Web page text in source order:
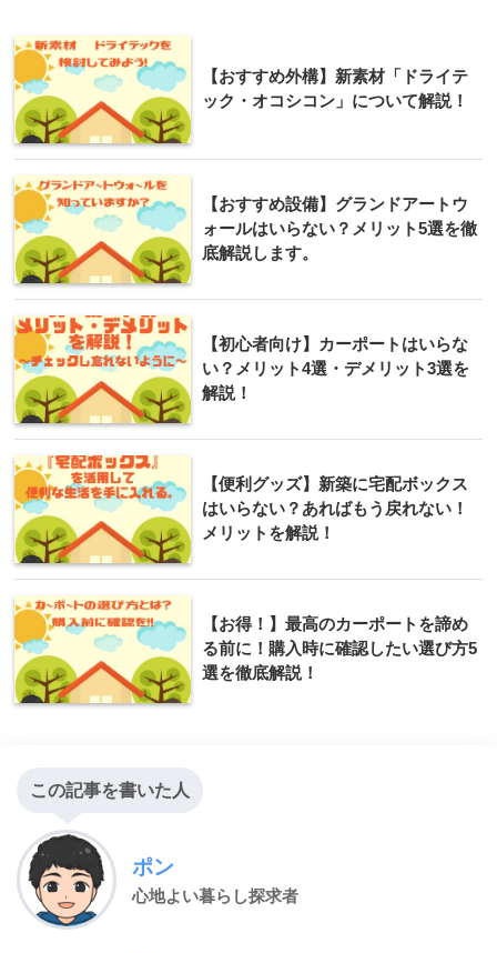
【おすすめ外構】新素材「ドライテ
ック・オコシコン」について解説！
【おすすめ設備】グランドアートウ
ォールはいらない？メリット5選を徹
底解説します。
【初心者向け】カーポートはいらな
い？メリット4選・デメリット3選を
解説！
【便利グッズ】新築に宅配ボックス
はいらない？あればもう戻れない！
メリットを解説！
【お得！】最高のカーポートを諦め
る前に！購入時に確認したい選び方5
選を徹底解説！
この記事を書いた人
ポン
心地よい暮らし探求者